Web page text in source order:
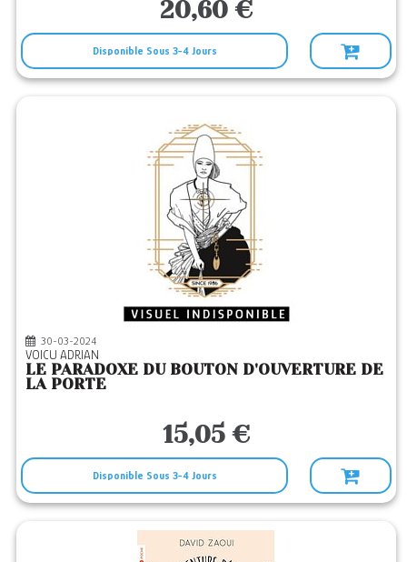
20,60 €
Disponible Sous 3-4 Jours
30-03-2024
VOICU ADRIAN
LE PARADOXE DU BOUTON D'OUVERTURE DE
LA PORTE
15,05 €
Disponible Sous 3-4 Jours